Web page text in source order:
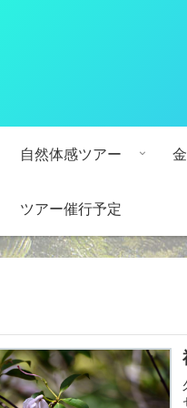
自然体感ツアー
ツアー催行予定